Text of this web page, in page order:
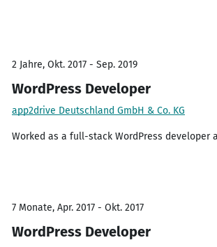
2 Jahre, Okt. 2017 - Sep. 2019
WordPress Developer
app2drive Deutschland GmbH & Co. KG
Worked as a full-stack WordPress developer
7 Monate, Apr. 2017 - Okt. 2017
WordPress Developer